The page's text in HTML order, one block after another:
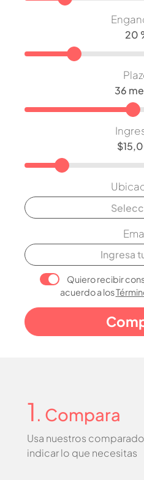
Quiero recibir
acuerdo a los
1 . Compara
Usa nuestros
indicar lo que necesitas